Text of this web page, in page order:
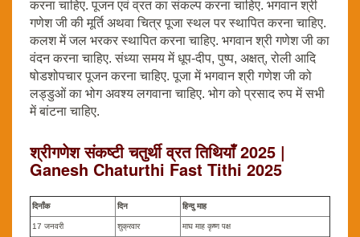
करना चाहिए. पूजन एवं व्रत का संकल्प करना चाहिए. भगवान श्री
गणेश जी की मूर्ति अथवा चित्र पूजा स्थल पर स्थापित करना चाहिए.
कलश में जल भरकर स्थापित करना चाहिए. भगवान श्री गणेश जी का
वंदन करना चाहिए. संध्या समय में धूप-दीप, पुष्प, अक्षत्, रोली आदि
षोडशोपचार पूजन करना चाहिए. पूजा में भगवान श्री गणेश जी को
लड्डुओं का भोग अवश्य लगवाना चाहिए. भोग को प्रसाद रुप में सभी
में बांटना चाहिए.
श्रीगणेश संकष्टी चतुर्थी व्रत तिथियाँ 2025 |
Ganesh Chaturthi Fast Tithi 2025
दिनाँक दिन हिन्दु माह
17 जनवरी शुक्रवार माघ माह कृष्ण पक्ष